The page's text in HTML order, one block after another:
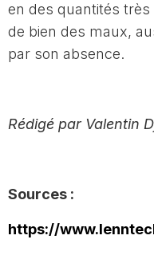
en des quantités
de bien des maux,
par son absence.
Rédigé par Valentin
Sources :
https://